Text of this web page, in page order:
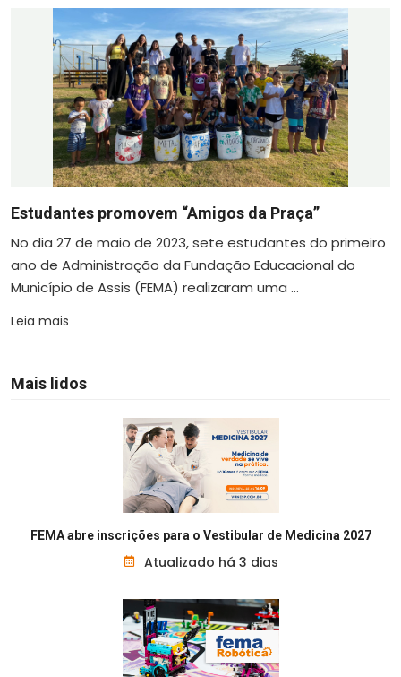
Estudantes promovem “Amigos da Praça”
No dia 27 de maio de 2023, sete estudantes do primeiro
ano de Administração da Fundação Educacional do
Município de Assis (FEMA) realizaram uma ...
Leia mais
Mais lidos
FEMA abre inscrições para o Vestibular de Medicina 2027
Atualizado há 3 dias